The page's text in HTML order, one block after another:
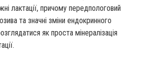
лактації, причому передпологовий
та значні зміни ендокринного
як проста мінералізація